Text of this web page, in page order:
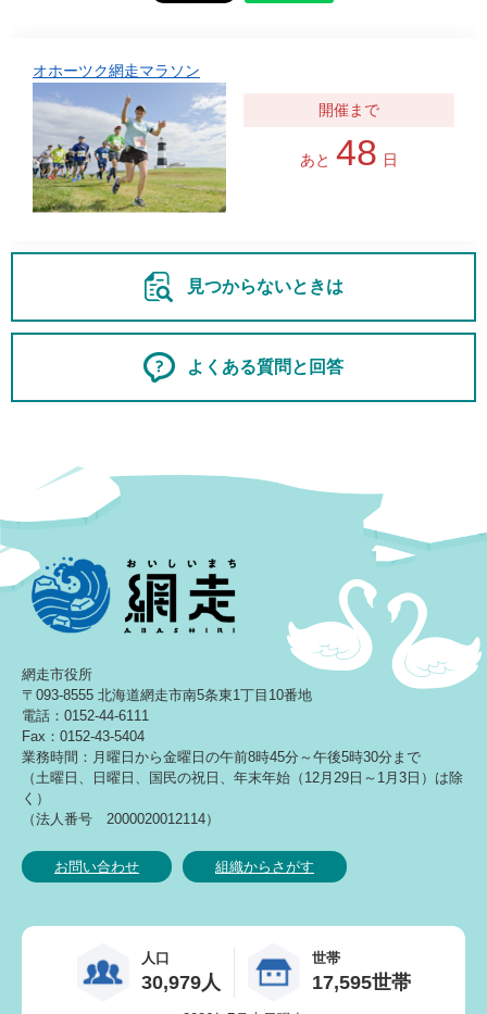
オホーツク網走マラソン
あと 48 日
見つからないときは
よくある質問と回答
網走市役所
〒093-8555 北海道網走市南5条東1丁目10番地
電話：0152-44-6111
Fax：0152-43-5404
業務時間：月曜日から金曜日の午前8時45分～午後5時30分まで
（土曜日、日曜日、国民の祝日、年末年始（12月29日～1月3日）は除
く）
（法人番号 2000020012114）
お問い合わせ 組織からさがす
人口
30,979人
世帯
17,595世帯